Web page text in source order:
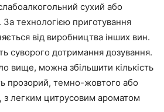
сухий або
За технологією приготування
від виробництва інших вин.
суворого дотримання дозування.
вище, можна збільшити кількість
прозорий, темно-жовтого або
з легким цитрусовим ароматом